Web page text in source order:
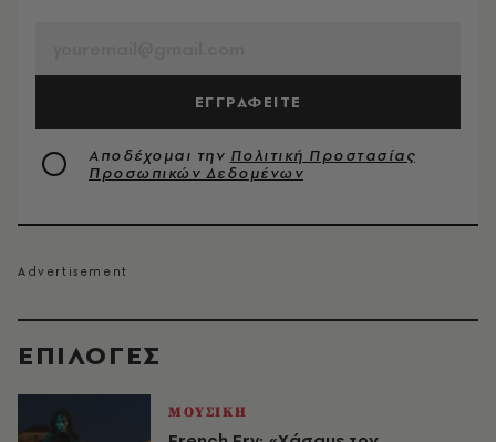
EΠΙΛΟΓΈΣ
ΜΟΥΣΙΚΗ
ΕΓΓΡΑΦΕΙΤΕ
Αποδέχομαι την Πολιτική Προστασίας
Προσωπικών Δεδομένων